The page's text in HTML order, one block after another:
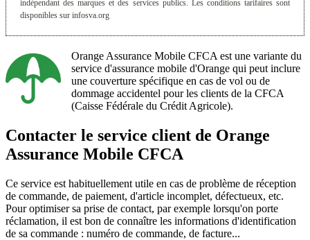
indépendant des marques et des services publics. Les conditions tarifaires sont
disponibles sur infosva.org
Orange Assurance Mobile CFCA est une variante du
service d'assurance mobile d'Orange qui peut inclure
une couverture spécifique en cas de vol ou de
dommage accidentel pour les clients de la CFCA
(Caisse Fédérale du Crédit Agricole).
Contacter le service client de Orange
Assurance Mobile CFCA
Ce service est habituellement utile en cas de problème de réception
de commande, de paiement, d'article incomplet, défectueux, etc.
Pour optimiser sa prise de contact, par exemple lorsqu'on porte
réclamation, il est bon de connaître les informations d'identification
de sa commande : numéro de commande, de facture...